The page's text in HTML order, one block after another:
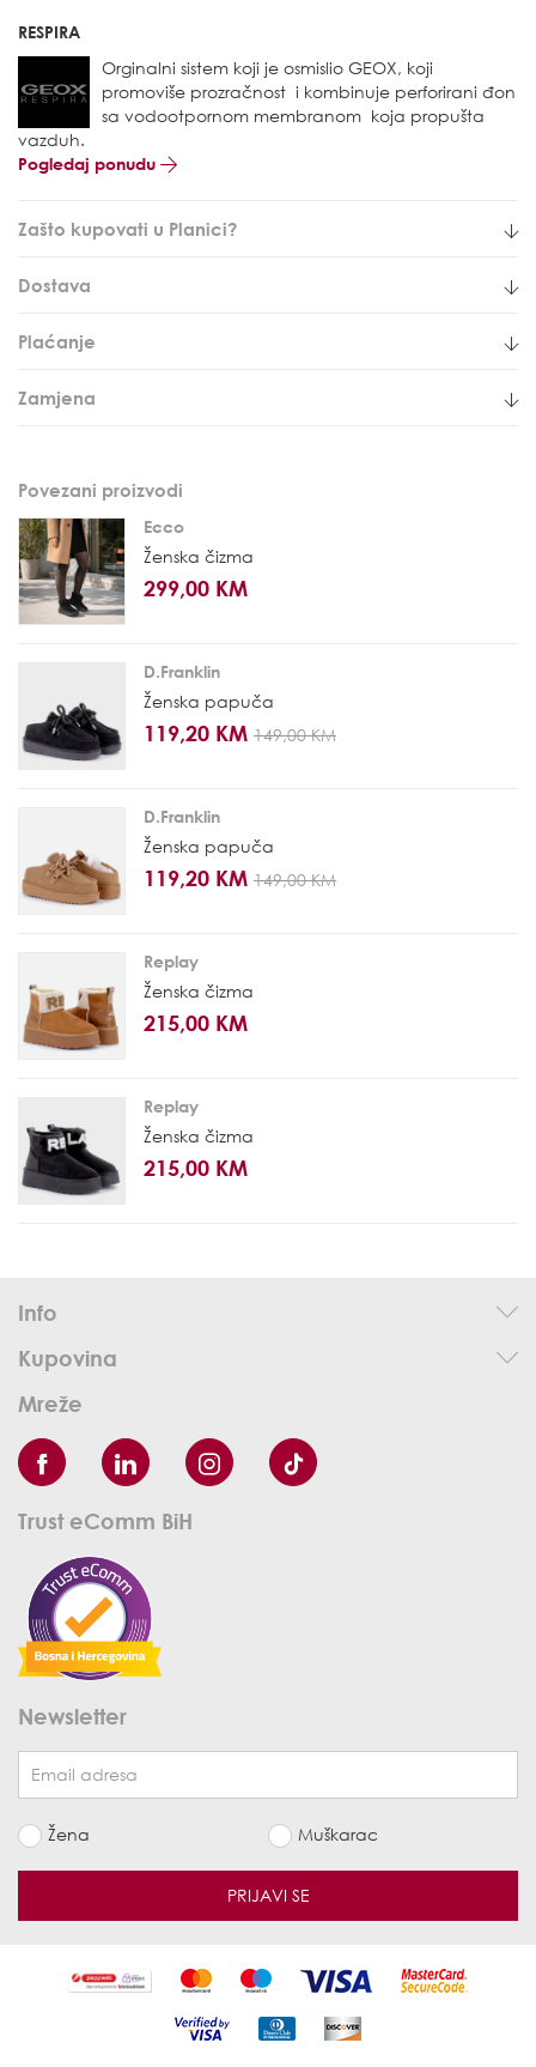
RESPIRA
Orginalni sistem koji je osmislio GEOX, koji
promoviše prozračnost i kombinuje perforirani đon
sa vodootpornom membranom koja propušta
vazduh.
Pogledaj ponudu
Zašto kupovati u Planici?
Dostava
Plaćanje
Zamjena
Povezani proizvodi
Ecco
Ženska čizma
299,00 KM
D.Franklin
Ženska papuča
119,20 KM 149,00 KM
D.Franklin
Ženska papuča
119,20 KM 149,00 KM
Replay
Ženska čizma
215,00 KM
Replay
Ženska čizma
215,00 KM
Info
Kupovina
Mreže
Trust eComm BiH
Newsletter
Žena Muškarac
PRIJAVI SE